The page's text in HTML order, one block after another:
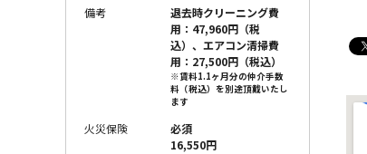
備考
退去時クリーニング費
用：47,960円（税
込）、エアコン清掃費
用：27,500円（税込）
※賃料1.1ヶ月分の仲介手数
料（税込）を別途頂戴いたし
ます
火災保険
必須
16,550円